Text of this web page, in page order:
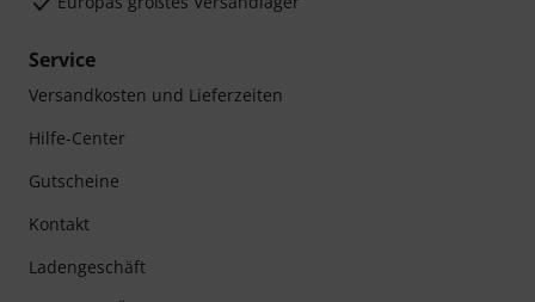
Service
Versandkosten und Lieferzeiten
Hilfe-Center
Gutscheine
Kontakt
Ladengeschäft